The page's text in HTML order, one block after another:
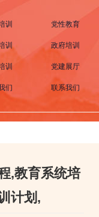
训 党性教育
训 政府培训
训 党建展厅
们 联系我们
,教育系统培
计划,